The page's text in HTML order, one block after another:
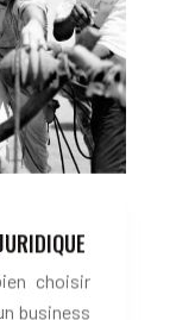
choisir
business
et